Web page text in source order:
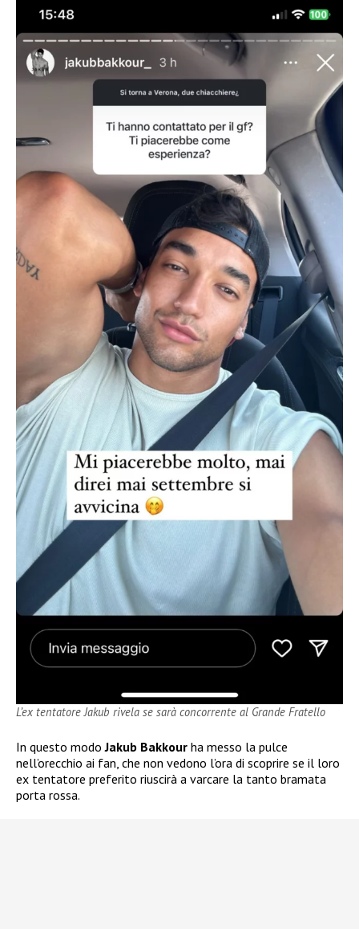
L’ex tentatore Jakub rivela se sarà concorrente al Grande Fratello
In questo modoJakub Bakkour ha messo la pulce
nell’orecchio ai fan, che non vedono l’ora di scoprire se il loro
ex tentatore preferito riuscirà a varcare la tanto bramata
porta rossa.